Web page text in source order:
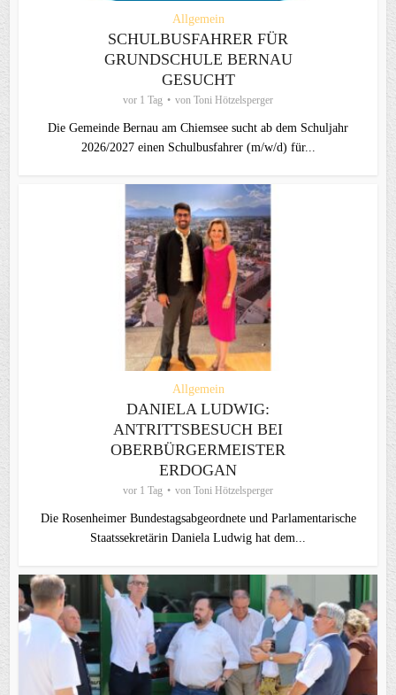
Allgemein
SCHULBUSFAHRER FÜR
GRUNDSCHULE BERNAU
GESUCHT
vor 1 Tag von Toni Hötzelsperger
Die Gemeinde Bernau am Chiemsee sucht ab dem Schuljahr
2026/2027 einen Schulbusfahrer (m/w/d) für...
Allgemein
DANIELA LUDWIG:
ANTRITTSBESUCH BEI
OBERBÜRGERMEISTER
ERDOGAN
vor 1 Tag von Toni Hötzelsperger
Die Rosenheimer Bundestagsabgeordnete und Parlamentarische
Staatssekretärin Daniela Ludwig hat dem...